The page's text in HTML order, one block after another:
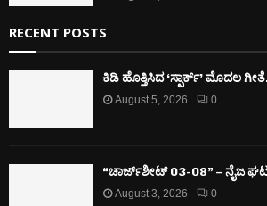
RECENT POSTS
ಕಿಡಿ‌‌ ಹೊತ್ತಿಸಿದ ‘ಸ್ಪಾರ್ಕ್’ ಮೊದಲ‌
August 5, 2026 0
“ಚಾರ್ಜ್‌ಶೀಟ್ 03-08” – ನೈಜ
August 3, 2026 0